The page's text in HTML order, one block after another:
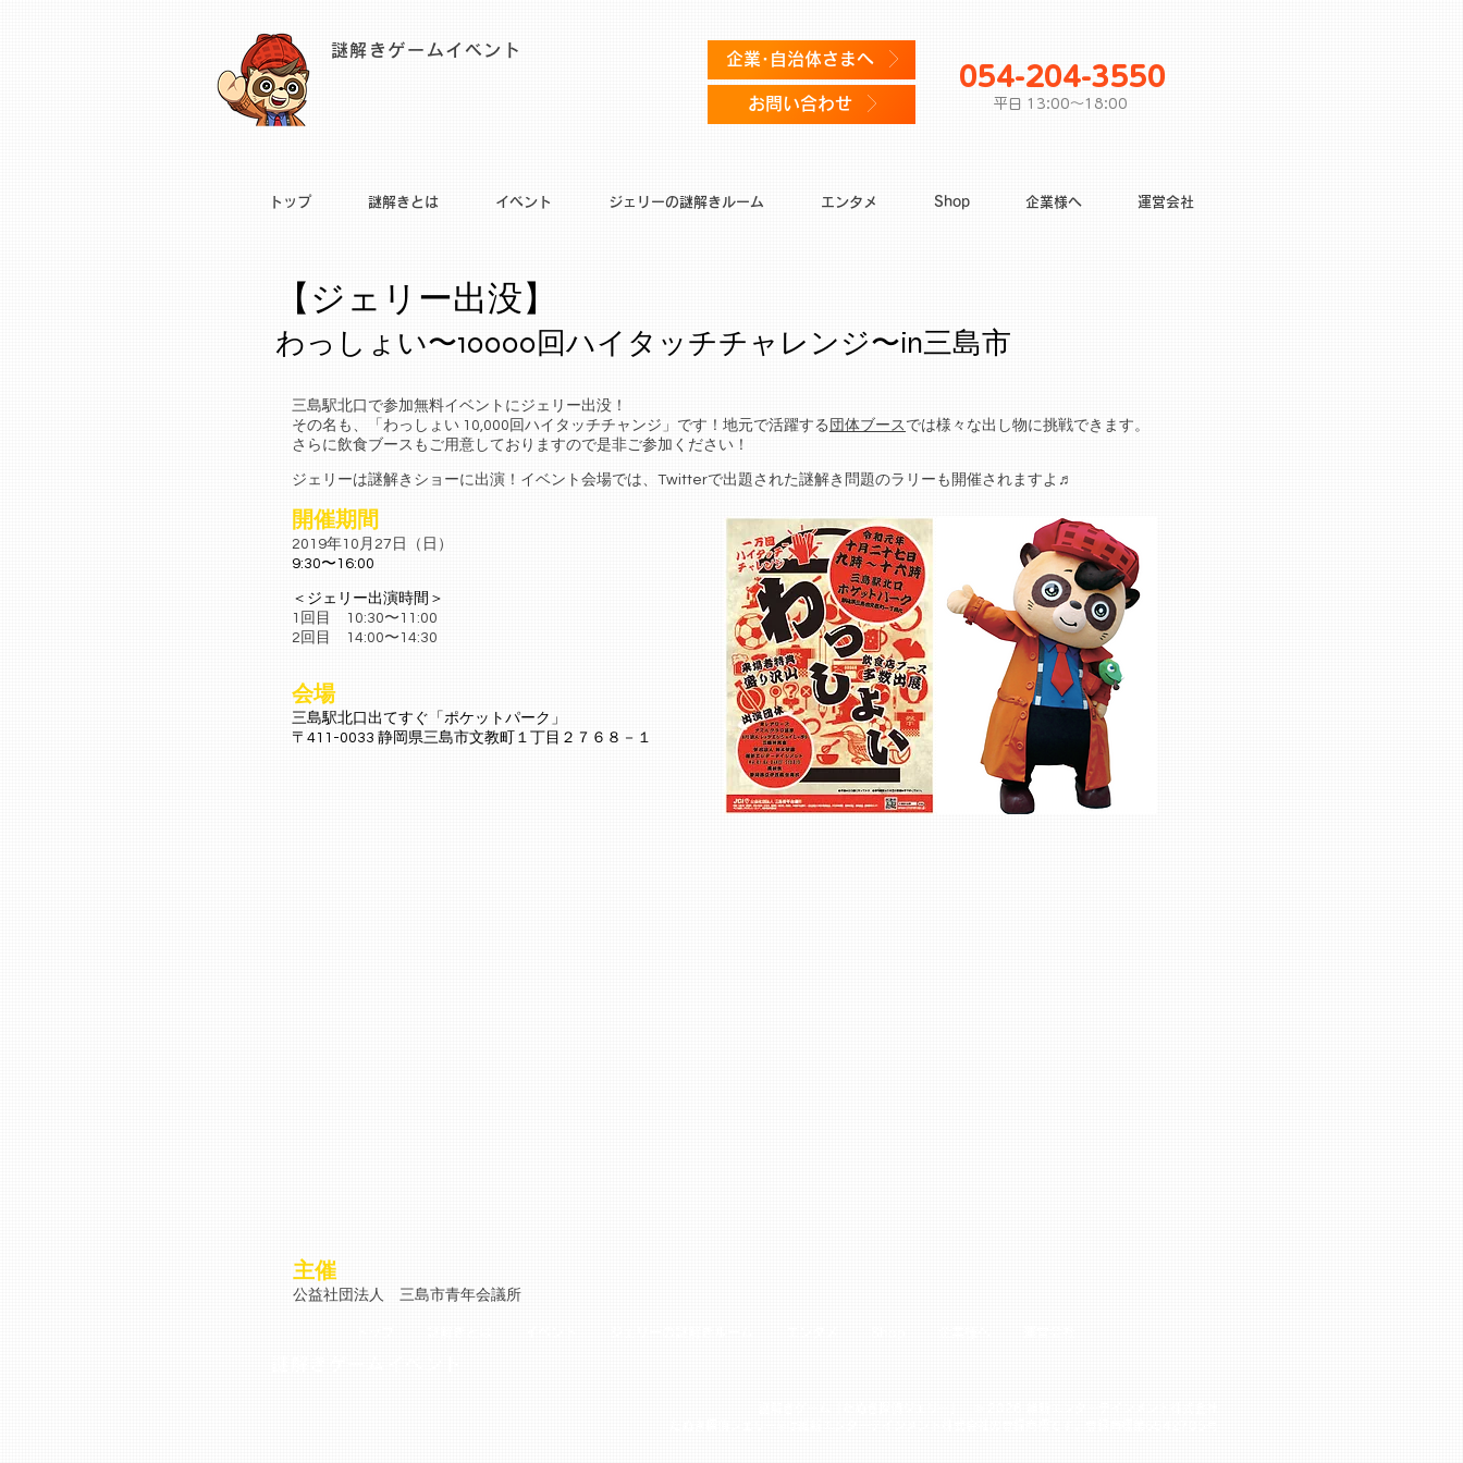
謎解きゲームイベント 企業･自治体さまへ
お問い合わせ
054-204-3550
平日 13:00〜18:00
トップ 謎解きとは イベント ジェリーの謎解きルーム エンタメ Shop 企業様へ 運営会社
【ジェリー出没】
わっしょい〜10000回ハイタッチチャレンジ〜in三島市
三島駅北口で参加無料イベントにジェリー出没！
その名も、「わっしょい 10,000回ハイタッチチャンジ」です！地元で活躍する 団体ブース では様々な出し物に挑戦できます。
さらに飲食ブースもご用意しておりますので是非ご参加ください！
​ジェリーは謎解きショーに出演！イベント会場では、Twitterで出題された謎解き問題のラリーも開催されますよ♬​
開催期間
2019年10月27日（日）
9:30〜16:00
＜ジェリー出演時間＞
1回目 10:30〜11:00
2回目 14:00〜14:30
会場
三島駅北口出てすぐ「ポケットパーク」
〒411-0033 静岡県三島市文教町１丁目２７６８－１
主催
公益社団法人 三島市青年会議所